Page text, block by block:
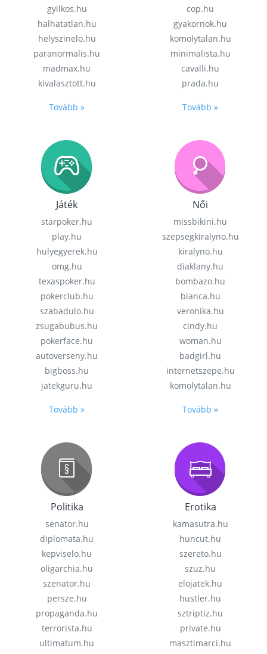
gyilkos.hu
halhatatlan.hu
helyszinelo.hu
paranormalis.hu
madmax.hu
kivalasztott.hu
Tovább »
cop.hu
gyakornok.hu
komolytalan.hu
minimalista.hu
cavalli.hu
prada.hu
Tovább »
Játék
starpoker.hu
play.hu
hulyegyerek.hu
omg.hu
texaspoker.hu
pokerclub.hu
szabadulo.hu
zsugabubus.hu
pokerface.hu
autoverseny.hu
bigboss.hu
jatekguru.hu
Tovább »
Női
missbikini.hu
szepsegkiralyno.hu
kiralyno.hu
diaklany.hu
bombazo.hu
bianca.hu
veronika.hu
cindy.hu
woman.hu
badgirl.hu
internetszepe.hu
komolytalan.hu
Tovább »
Politika
senator.hu
diplomata.hu
kepviselo.hu
oligarchia.hu
szenator.hu
persze.hu
propaganda.hu
terrorista.hu
ultimatum.hu
Erotika
kamasutra.hu
huncut.hu
szereto.hu
szuz.hu
elojatek.hu
hustler.hu
sztriptiz.hu
private.hu
masztimarci.hu